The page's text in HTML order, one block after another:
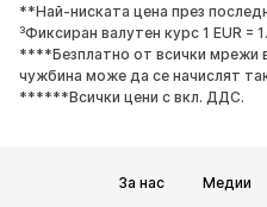
Маратонки
Обувки с висок ток
Сандали
ЕКСКЛУЗИВНО
**Най-ниската цена през
³Фиксиран валутен курс 1 EUR =
****Безплатно от всички мрежи
чужбина може да се начислят
******Всички цени с вкл. ДДС.
За нас Медии